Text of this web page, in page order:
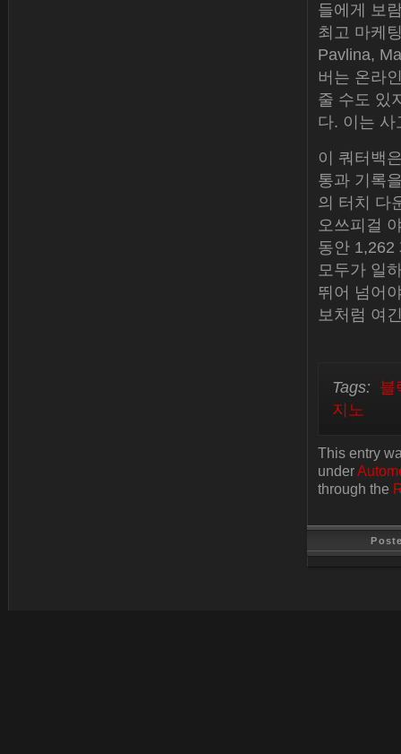
들에게 보
최고 마케
Pavlina,
버는 온라
줄 수도 있
다. 이는 사
이 쿼터백
통과 기록
의 터치 다
오쓰피걸
동안 1,262
모두가 일
뛰어 넘어
보처럼 여
Tags: 블
지노
This entry
under
through the